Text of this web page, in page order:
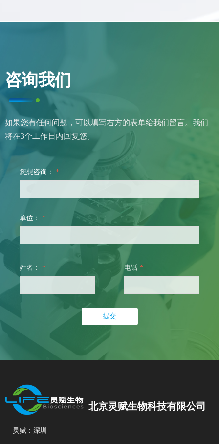
咨询我们
如果您有任何问题，可以填写右方的表单给我们留言。我们
将在3个工作日内回复您。
您想咨询： *
单位： *
姓名： * 电话 *
提交
灵赋：深圳
北京灵赋生物科技有限公司